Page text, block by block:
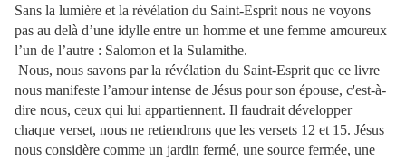
Sans la lumière et la révélation du Saint-Esprit nous ne voyons
pas au delà d’une idylle entre un homme et une femme amoureux
l’un de l’autre : Salomon et la Sulamithe.
Nous, nous savons par la révélation du Saint-Esprit que ce livre
nous manifeste l’amour intense de Jésus pour son épouse, c'est-à-
dire nous, ceux qui lui appartiennent. Il faudrait développer
chaque verset, nous ne retiendrons que les versets 12 et 15. Jésus
nous considère comme un jardin fermé, une source fermée, une